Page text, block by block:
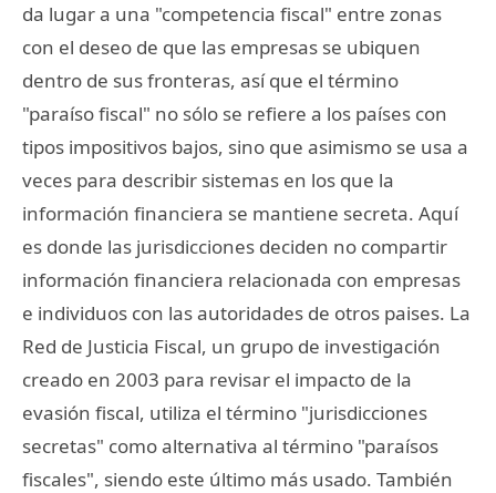
da lugar a una "competencia fiscal" entre zonas
con el deseo de que las empresas se ubiquen
dentro de sus fronteras, así que el término
"paraíso fiscal" no sólo se refiere a los países con
tipos impositivos bajos, sino que asimismo se usa a
veces para describir sistemas en los que la
información financiera se mantiene secreta. Aquí
es donde las jurisdicciones deciden no compartir
información financiera relacionada con empresas
e individuos con las autoridades de otros paises. La
Red de Justicia Fiscal, un grupo de investigación
creado en 2003 para revisar el impacto de la
evasión fiscal, utiliza el término "jurisdicciones
secretas" como alternativa al término "paraísos
fiscales", siendo este último más usado. También